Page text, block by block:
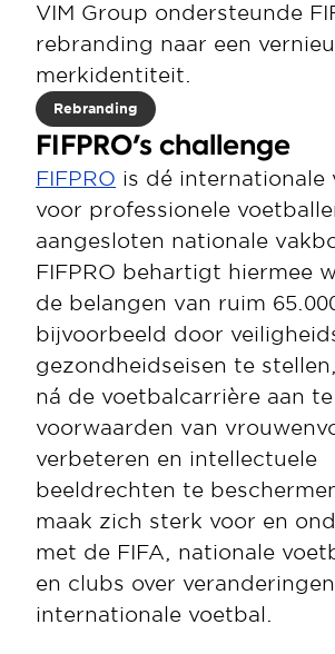
VIM Group ondersteunde
rebranding naar een
merkidentiteit.
Rebranding
FIFPRO's challenge
FIFPRO is dé internationale
voor professionele
aangesloten nationale
FIFPRO behartigt hiermee
de belangen van ruim
bijvoorbeeld door
gezondheidseisen te
ná de voetbalcarrière aan
voorwaarden van
verbeteren en intellectuele
beeldrechten te
maak zich sterk voor en
met de FIFA, nationale
en clubs over
internationale voetbal.